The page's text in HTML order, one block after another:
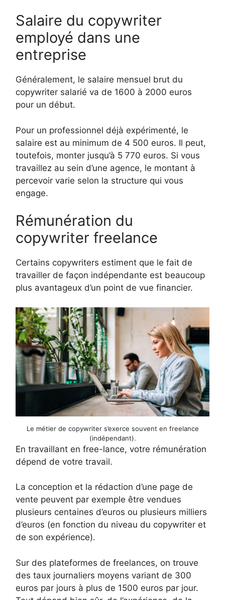
Salaire du copywriter
employé dans une
entreprise
Généralement, le salaire mensuel brut du
copywriter salarié va de 1600 à 2000 euros
pour un début.
Pour un professionnel déjà expérimenté, le
salaire est au minimum de 4 500 euros. Il peut,
toutefois, monter jusqu’à 5 770 euros. Si vous
travaillez au sein d’une agence, le montant à
percevoir varie selon la structure qui vous
engage.
Rémunération du
copywriter freelance
Certains copywriters estiment que le fait de
travailler de façon indépendante est beaucoup
plus avantageux d’un point de vue financier.
Le métier de copywriter s’exerce souvent en freelance
(indépendant).
En travaillant en free-lance, votre rémunération
dépend de votre travail.
La conception et la rédaction d’une page de
vente peuvent par exemple être vendues
plusieurs centaines d’euros ou plusieurs milliers
d’euros (en fonction du niveau du copywriter et
de son expérience).
Sur des plateformes de freelances, on trouve
des taux journaliers moyens variant de 300
euros par jours à plus de 1500 euros par jour.